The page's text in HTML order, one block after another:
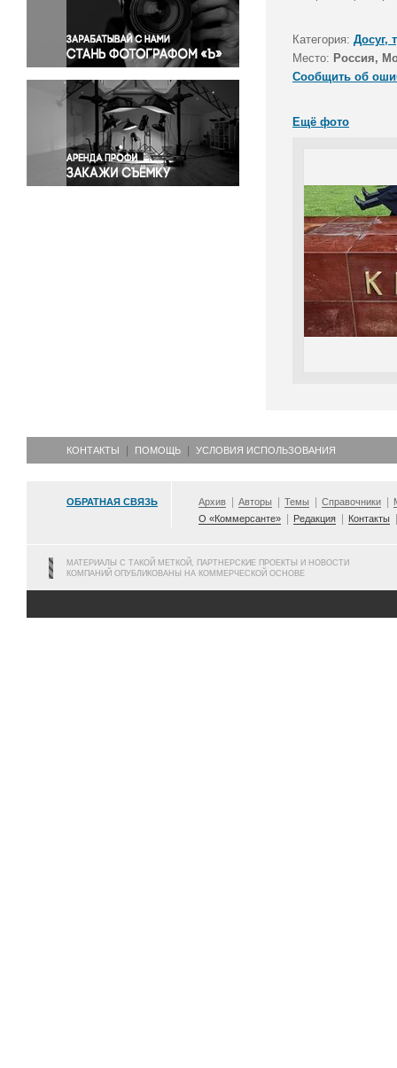
Правосудие
Происшествия и конфликты
Религия
Светская жизнь
Спорт
Экология
Экономика и бизнес
Категория: Досуг,
Место: Россия,
Сообщить об
Ещё фото
КОНТАКТЫ ПОМОЩЬ УСЛОВИЯ ИСПОЛЬЗОВАНИЯ
ОБРАТНАЯ СВЯЗЬ Архив Авторы Темы Справочники
О «Коммерсанте»
Редакция Контакты
МАТЕРИАЛЫ С ТАКОЙ МЕТКОЙ, ПАРТНЕРСКИЕ ПРОЕКТЫ И НОВОСТИ
КОМПАНИЙ ОПУБЛИКОВАНЫ НА КОММЕРЧЕСКОЙ ОСНОВЕ